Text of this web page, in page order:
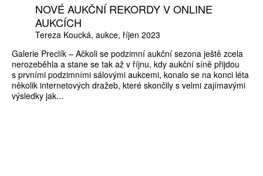
NOVÉ AUKČNÍ REKORDY V ONLINE
AUKCÍCH
Tereza Koucká aukce říjen 2023
Galerie Preclík – Ačkoli se podzimní aukční sezona ještě zcela
nerozeběhla a stane se tak až v říjnu, kdy aukční síně přijdou
s prvními podzimními sálovými aukcemi, konalo se na konci léta
několik internetových dražeb, které skončily s velmi zajímavými
výsledky jak...